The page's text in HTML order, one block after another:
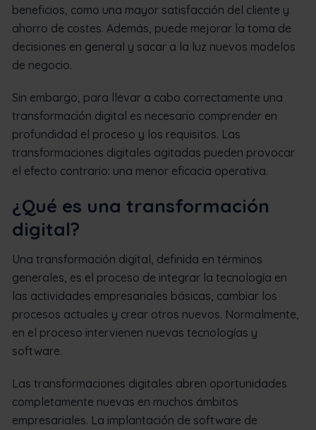
beneficios, como una mayor satisfacción del cliente y
ahorro de costes. Además, puede mejorar la toma de
decisiones en general y sacar a la luz nuevos modelos
de negocio.
Sin embargo, para llevar a cabo correctamente una
transformación digital es necesario comprender en
profundidad el proceso y los requisitos. Las
transformaciones digitales agitadas pueden provocar
el efecto contrario: una menor eficacia operativa.
¿Qué es una transformación
digital?
Una transformación digital, definida en términos
generales, es el proceso de integrar la tecnología en
las actividades empresariales básicas, cambiar los
procesos actuales y crear otros nuevos. Normalmente,
en el proceso intervienen nuevas tecnologías y
software.
Las transformaciones digitales abren oportunidades
completamente nuevas en muchos ámbitos
empresariales. La implantación de software de